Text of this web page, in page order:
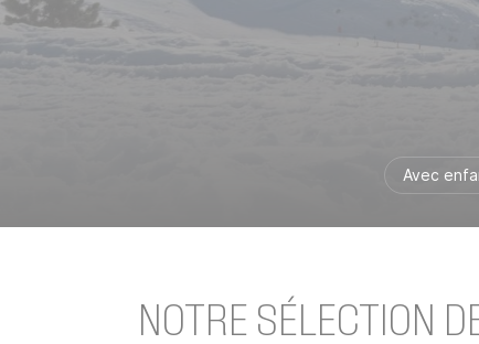
Avec
NOTRE SÉLECTION